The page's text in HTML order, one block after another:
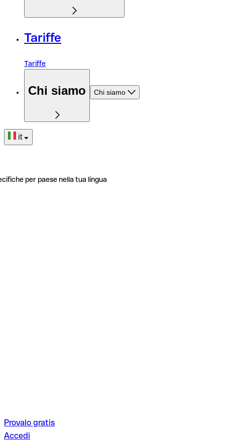
Tariffe
Tariffe
Chi siamo Chi siamo
it
per paese nella tua lingua
Provalo gratis
Accedi